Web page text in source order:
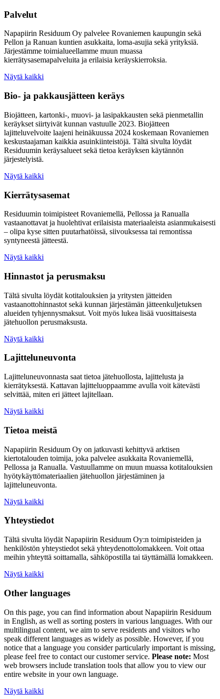
Palvelut
Napapiirin Residuum Oy palvelee Rovaniemen kaupungin sekä
Pellon ja Ranuan kuntien asukkaita, loma-asujia sekä yrityksiä.
Järjestämme toimialueellamme muun muassa
kierrätysasemapalveluita ja erilaisia keräyskierroksia.
Näytä kaikki
Bio- ja pakkausjätteen keräys
Biojätteen, kartonki-, muovi- ja lasipakkausten sekä pienmetallin
keräykset siirtyivät kunnan vastuulle 2023. Biojätteen
lajitteluvelvoite laajeni heinäkuussa 2024 koskemaan Rovaniemen
keskustaajaman kaikkia asuinkiinteistöjä. Tältä sivulta löydät
Residuumin keräysalueet sekä tietoa keräyksen käytännön
järjestelyistä.
Näytä kaikki
Kierrätysasemat
Residuumin toimipisteet Rovaniemellä, Pellossa ja Ranualla
vastaanottavat ja huolehtivat erilaisista materiaaleista asianmukaisesti
– olipa kyse sitten puutarhatöissä, siivouksessa tai remontissa
syntyneestä jätteestä.
Näytä kaikki
Hinnastot ja perusmaksu
Tältä sivulta löydät kotitalouksien ja yritysten jätteiden
vastaanottohinnastot sekä kunnan järjestämän jätteenkuljetuksen
alueiden tyhjennysmaksut. Voit myös lukea lisää vuosittaisesta
jätehuollon perusmaksusta.
Näytä kaikki
Lajitteluneuvonta
Lajitteluneuvonnasta saat tietoa jätehuollosta, lajittelusta ja
kierrätyksestä. Kattavan lajitteluoppaamme avulla voit kätevästi
selvittää, miten eri jätteet lajitellaan.
Näytä kaikki
Tietoa meistä
Napapiirin Residuum Oy on jatkuvasti kehittyvä arktisen
kiertotalouden toimija, joka palvelee asukkaita Rovaniemellä,
Pellossa ja Ranualla. Vastuullamme on muun muassa kotitalouksien
hyötykäyttömateriaalien jätehuollon järjestäminen ja
lajitteluneuvonta.
Näytä kaikki
Yhteystiedot
Tältä sivulta löydät Napapiirin Residuum Oy:n toimipisteiden ja
henkilöstön yhteystiedot sekä yhteydenottolomakkeen. Voit ottaa
meihin yhteyttä soittamalla, sähköpostilla tai täyttämällä lomakkeen.
Näytä kaikki
Other languages
On this page, you can find information about Napapiirin Residuum
in English, as well as sorting posters in various languages. With our
multilingual content, we aim to serve residents and visitors who
speak different languages as widely as possible. However, if you
notice that a language you consider particularly important is missing,
please feel free to contact our customer service. Please note: Most
web browsers include translation tools that allow you to view our
entire website in your own language.
Näytä kaikki